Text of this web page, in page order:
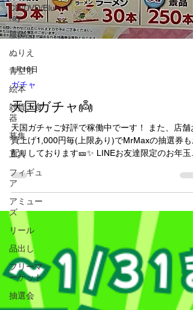
CD/DVD/Blu-
ray
服飾品
ぬりえ
青空市
絵本
雑貨、食
器
募集
工具
フィギュ
ア
アミュー
ズ
リール
品出し
フリーマ
ーケット
抽選会
1月16日
ガチャ
天国ガチャ👼
天国ガチャご好評で稼働中でーす！ また、店舗
買上げ1,000円毎(上限あり)でMrMaxの抽選券も
配りしております🎫✨ LINEお友達限定のお年玉
ーポン・お買上げ10%🆙クーポンも今月末までな
ので、まだ使ってない方はぜひー✨